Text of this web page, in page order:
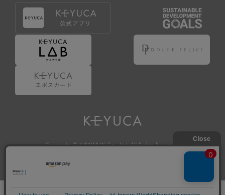
Copyright © KAWAJUN Co., Ltd. All Rights Reserved.